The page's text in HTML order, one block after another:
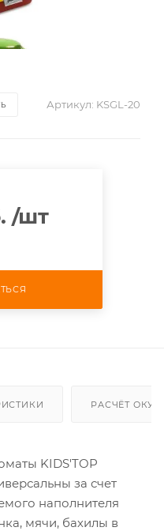
Артикул: KSGL-20
/шт
РАСЧЁТ
KIDS'TOP
за счет
наполнителя
мячи, бахилы в